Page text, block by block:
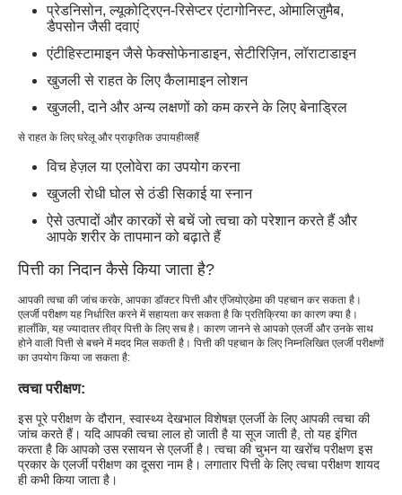
प्रेडनिसोन, ल्यूकोट्रिएन-रिसेप्टर एंटागोनिस्ट, ओमालिज़ुमैब,
डैपसोन जैसी दवाएं
एंटीहिस्टामाइन जैसे फेक्सोफेनाडाइन, सेटीरिज़िन, लॉराटाडाइन
खुजली से राहत के लिए कैलामाइन लोशन
खुजली, दाने और अन्य लक्षणों को कम करने के लिए बेनाड्रिल
से राहत के लिए घरेलू और प्राकृतिक उपायहीव्सहैं
विच हेज़ल या एलोवेरा का उपयोग करना
खुजली रोधी घोल से ठंडी सिकाई या स्नान
ऐसे उत्पादों और कारकों से बचें जो त्वचा को परेशान करते हैं और
आपके शरीर के तापमान को बढ़ाते हैं
पित्ती का निदान कैसे किया जाता है?
आपकी त्वचा की जांच करके, आपका डॉक्टर पित्ती और एंजियोएडेमा की पहचान कर सकता है।
एलर्जी परीक्षण यह निर्धारित करने में सहायता कर सकता है कि प्रतिक्रिया का कारण क्या है।
हालाँकि, यह ज्यादातर तीव्र पित्ती के लिए सच है। कारण जानने से आपको एलर्जी और उनके साथ
होने वाली पित्ती से बचने में मदद मिल सकती है। पित्ती की पहचान के लिए निम्नलिखित एलर्जी परीक्षणों
का उपयोग किया जा सकता है:
त्वचा परीक्षण:
इस पूरे परीक्षण के दौरान, स्वास्थ्य देखभाल विशेषज्ञ एलर्जी के लिए आपकी त्वचा की
जांच करते हैं। यदि आपकी त्वचा लाल हो जाती है या सूज जाती है, तो यह इंगित
करता है कि आपको उस रसायन से एलर्जी है। त्वचा की चुभन या खरोंच परीक्षण इस
प्रकार के एलर्जी परीक्षण का दूसरा नाम है। लगातार पित्ती के लिए त्वचा परीक्षण शायद
ही कभी किया जाता है।